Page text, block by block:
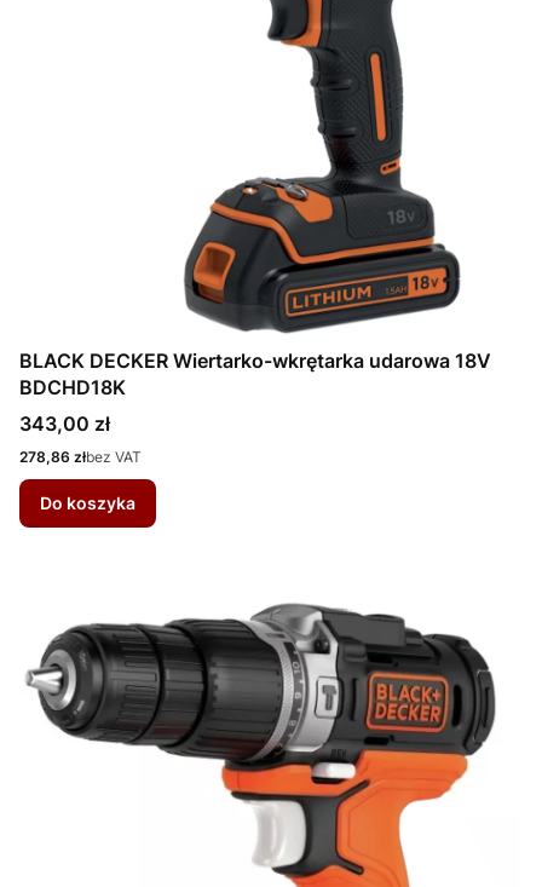
BLACK DECKER Wiertarko-wkrętarka udarowa 18V
BDCHD18K
Cena
343,00 zł
Cena
278,86 złbez VAT
Do koszyka